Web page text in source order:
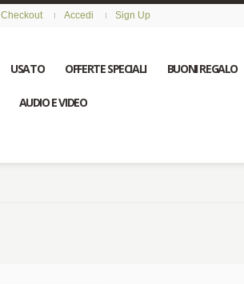
Checkout Accedi Sign Up
USATO OFFERTE SPECIALI BUONI REGALO
AUDIO E VIDEO